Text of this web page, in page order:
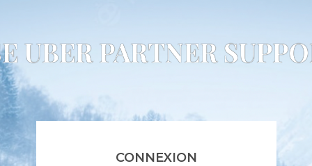
UBER PARTNER
CONNEXION